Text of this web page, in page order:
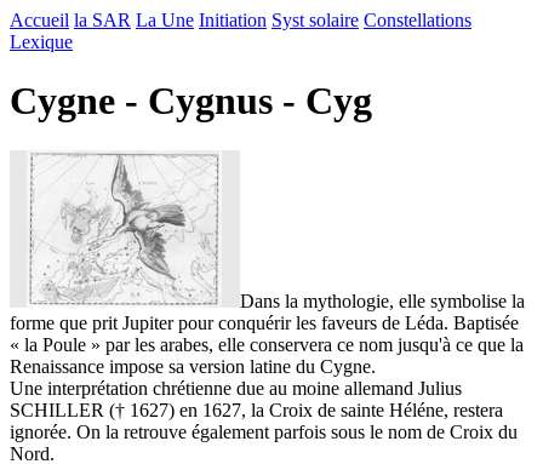
Accueil la SAR La Une Initiation Syst solaire Constellations
Lexique
Cygne - Cygnus - Cyg
Dans la mythologie, elle symbolise la
forme que prit Jupiter pour conquérir les faveurs de Léda. Baptisée
« la Poule » par les arabes, elle conservera ce nom jusqu'à ce que la
Renaissance impose sa version latine du Cygne.
Une interprétation chrétienne due au moine allemand Julius
SCHILLER († 1627) en 1627, la Croix de sainte Héléne, restera
ignorée. On la retrouve également parfois sous le nom de Croix du
Nord.